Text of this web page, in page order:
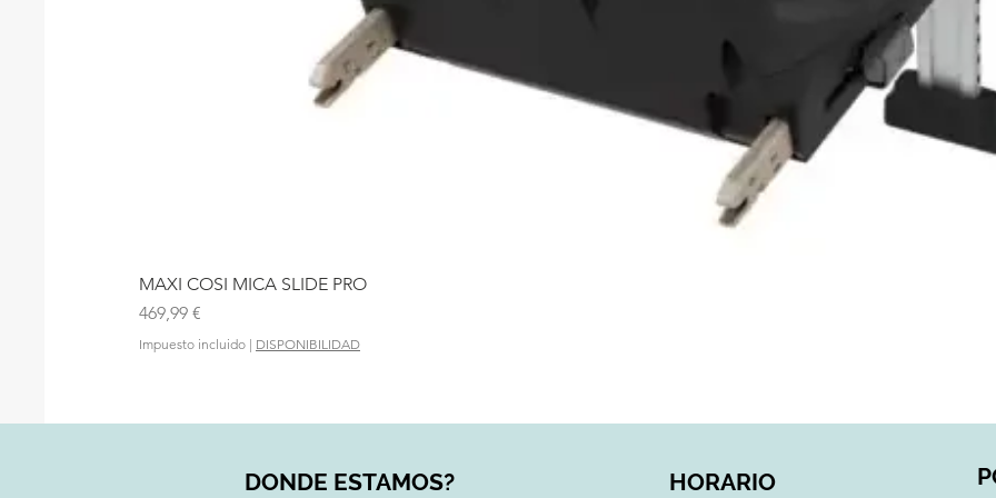
MAXI COSI MICA SLIDE PRO
Precio
469,99 €
Impuesto incluido | DISPONIBILIDAD
DONDE ESTAMOS? HORARIO